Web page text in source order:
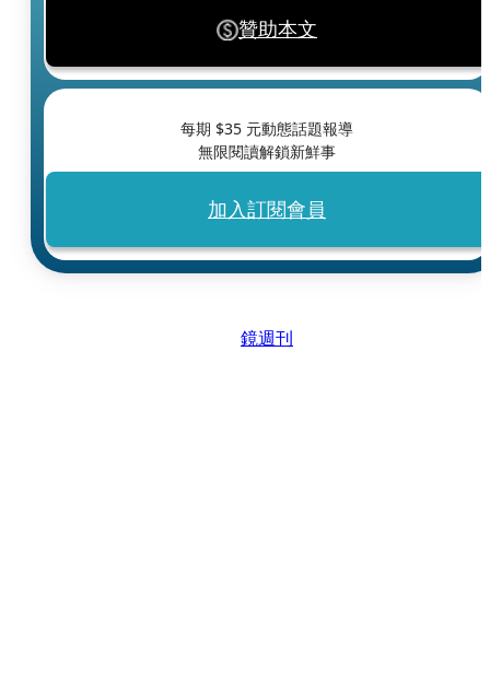
贊助本文
每期 $35 元動態話題報導
無限閱讀解鎖新鮮事
加入訂閱會員
鏡週刊